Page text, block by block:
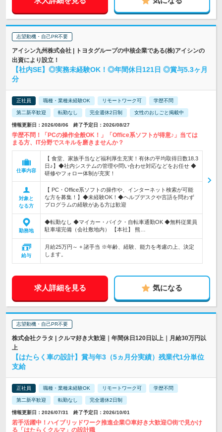
志望動機・自己PR不要
アイシン九州株式会社 | トヨタグループの中核企業である(株)アイシンの
出資により設立！
【社内SE】◎実務未経験OK！◎年間休日121日 ◎賞与5.3ヶ月
分
正社員 職種・業種未経験OK リモートワーク可 学歴不問
第二新卒歓迎 転勤なし 完全週休2日制 女性のおしごと掲載中
情報更新日：2026/08/06 終了予定日：2026/08/27
学歴不問！「PCの操作全般OK！」「Office系ソフトが得意♪」当ては
まる方、IT分野でスキルを磨きませんか？
仕事内容
【 食堂、家族手当など福利厚生充実！有休の平均取得日数18.3
日♪】◆社内システムの管理や問い合わせ対応などをお任せ ◆
研修やフォロー体制が充実！
対象と
なる方
【 PC・Office系ソフトの操作や、インターネット検索が可能
な方を募集！】◆未経験OK！◆ヘルプデスクや言語を問わず
プログラムの経験がある方は歓迎
勤務地
◆転勤なし ◆マイカー・バイク・自転車通勤OK ◆無料従業員
駐車場完備（会社敷地内） 【本社】 熊…
給与
月給25万円～ + 諸手当 ※年齢、経験、能力を考慮の上、決定
します。
求人詳細を見る 気になる
志望動機・自己PR不要
株式会社クラタ | クルマ好き大歓迎｜年間休日120日以上｜月給30万円以
上
【はたらく車の設計】賞与年3（5ヵ月分実績）残業代1分単位
支給
正社員 職種・業種未経験OK リモートワーク可 学歴不問
第二新卒歓迎 転勤なし 完全週休2日制
情報更新日：2026/07/31 終了予定日：2026/10/01
若手活躍中！ハイブリッドワーク推進企業◎車好き大歓迎◎街で見かけ
る「はたらくクルマ」の設計職